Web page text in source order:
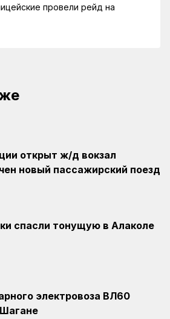
провели рейд на
открыт ж/д вокзал
новый пассажирский поезд
спасли тонущую в Алаколе
электровоза ВЛ60